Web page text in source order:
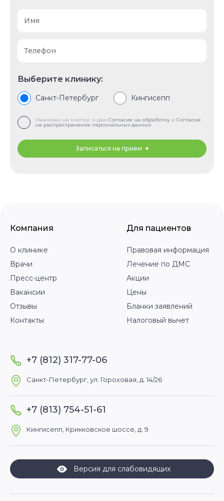
Выберите клинику:
Санкт-Петербург Кингисепп
Нажимая на кнопку, я даю Согласие на обработку и Согласие
на распространение персональных данных
Записаться на прием
Компания
О клинике
Врачи
Пресс-центр
Вакансии
Отзывы
Контакты
Для пациентов
Правовая информация
Лечение по ДМС
Акции
Цены
Бланки заявлений
Налоговый вычет
+7 (812) 317-77-06
Санкт-Петербург, ул. Гороховая, д. 14/26
+7 (813) 754-51-61
Кингисепп, Крикковское шоссе, д. 9
Версия для слабовидящих